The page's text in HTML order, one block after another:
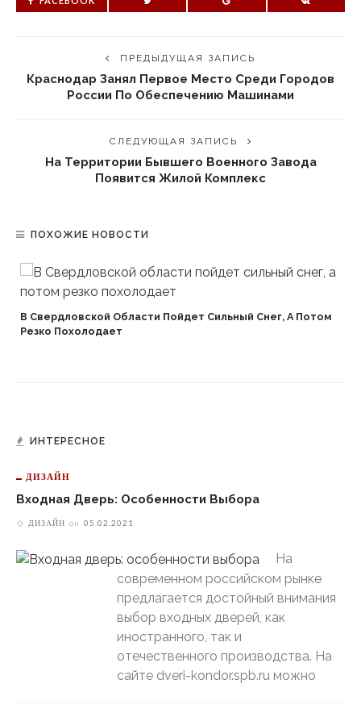
ПРЕДЫДУЩАЯ ЗАПИСЬ
Краснодар Занял Первое Место Среди Городов
России По Обеспечению Машинами
СЛЕДУЮЩАЯ ЗАПИСЬ
На Территории Бывшего Военного Завода
Появится Жилой Комплекс
ПОХОЖИЕ НОВОСТИ
В Свердловской Области Пойдет Сильный Снег, А Потом
Резко Похолодает
ИНТЕРЕСНОЕ
ДИЗАЙН
Входная Дверь: Особенности Выбора
ДИЗАЙН on 05.02.2021
На
современном российском рынке
предлагается достойный внимания
выбор входных дверей, как
иностранного, так и
отечественного производства. На
сайте dveri-kondor.spb.ru можно